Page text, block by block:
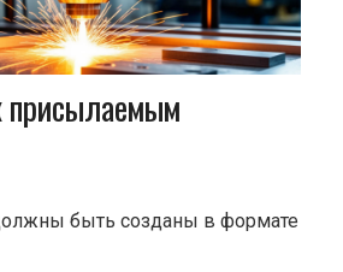
присылаемым
быть созданы в формате